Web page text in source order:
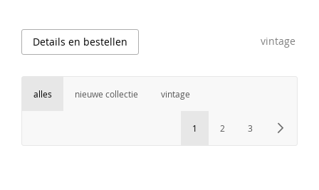
Details en bestellen vintage
alles nieuwe collectie vintage
U lees momenteel pagina
1 Pagina
2 Pagina
3